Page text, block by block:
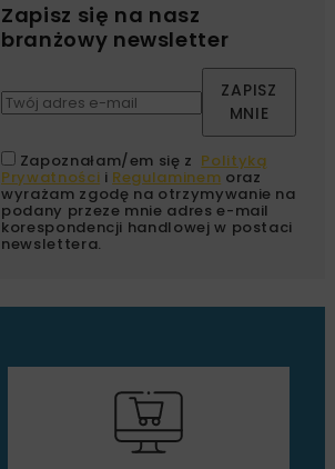
Zapisz się na nasz
branżowy newsletter
ZAPISZ
MNIE
Zapoznałam/em się z Polityką
Prywatności i Regulaminem oraz
wyrażam zgodę na otrzymywanie na
podany przeze mnie adres e-mail
korespondencji handlowej w postaci
newslettera.